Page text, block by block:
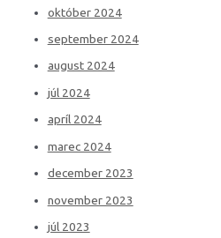
október 2024
september 2024
august 2024
júl 2024
apríl 2024
marec 2024
december 2023
november 2023
júl 2023